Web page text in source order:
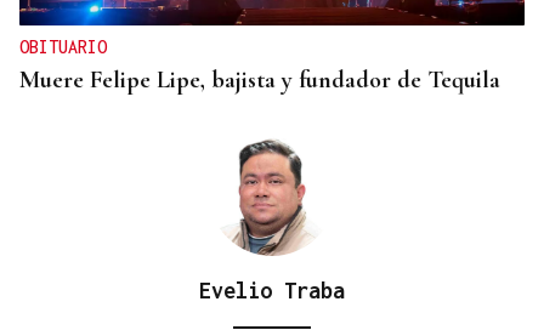
OBITUARIO
Muere Felipe Lipe, bajista y fundador de Tequila
Evelio Traba